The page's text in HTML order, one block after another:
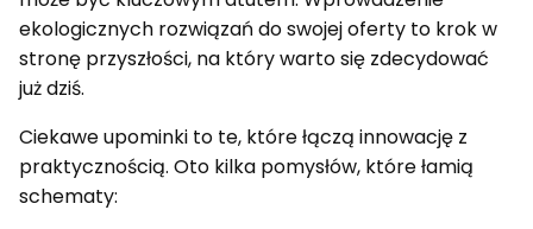
ekologicznych rozwiązań do swojej oferty to krok w
stronę przyszłości, na który warto się zdecydować
już dziś.
Ciekawe upominki to te, które łączą innowację z
praktycznością. Oto kilka pomysłów, które łamią
schematy: